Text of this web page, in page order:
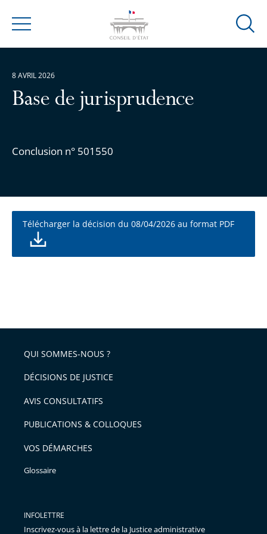
Menu
Ouvrir
Base de jurisprudence
Conclusion n° 501550
8 AVRIL 2026
Télécharger la décision du 08/04/2026 au format PDF
QUI SOMMES-NOUS ?
DÉCISIONS DE JUSTICE
AVIS CONSULTATIFS
PUBLICATIONS & COLLOQUES
VOS DÉMARCHES
Glossaire
INFOLETTRE
Inscrivez-vous à la lettre de la Justice administrative